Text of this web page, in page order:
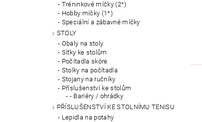
Tréninkové míčky (2*)
Hobby míčky (1*)
Speciální a zábavné míčky
STOLY
Obaly na stoly
Síťky ke stolům
Počítadla skóre
Stolky na počítadla
Stojany na ručníky
Příslušenství ke stolům
- Bariéry / ohrádky
PŘÍSLUŠENSTVÍ KE STOLNÍMU TENISU
Lepidla na potahy